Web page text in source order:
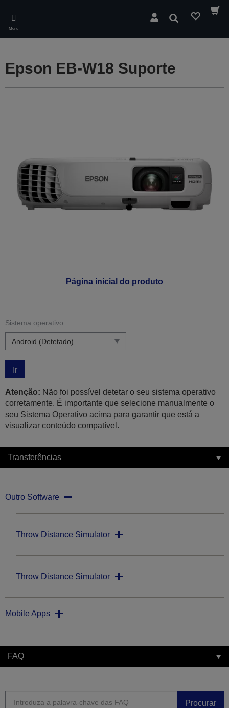
main
content
Menu
Pesquisar
Página inicial do produto
Epson EB-W18 Suporte
Sistema operativo:
Ir
Atenção: Não foi possível detetar o seu sistema operativo
corretamente. É importante que selecione manualmente o
seu Sistema Operativo acima para garantir que está a
visualizar conteúdo compatível.
Transferências
Outro Software
Throw Distance Simulator
Throw Distance Simulator
Mobile Apps
FAQ
Procurar